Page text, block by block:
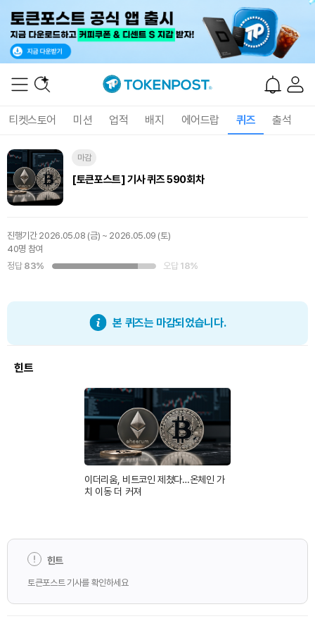
티켓스토어 미션 업적 배지 에어드랍 퀴즈 출석
마감
[토큰포스트] 기사 퀴즈 590회차
진행기간 2026.05.08 (금) ~ 2026.05.09 (토)
40명 참여
정답 83% 오답 18%
본 퀴즈는 마감되었습니다.
힌트
이더리움, 비트코인 제쳤다…온체인 가
치 이동 더 커져
힌트
토큰포스트 기사를 확인하세요